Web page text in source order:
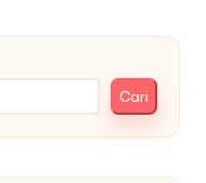
Cari